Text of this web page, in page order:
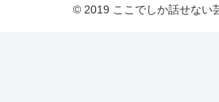
© 2019 ここでしか話せない